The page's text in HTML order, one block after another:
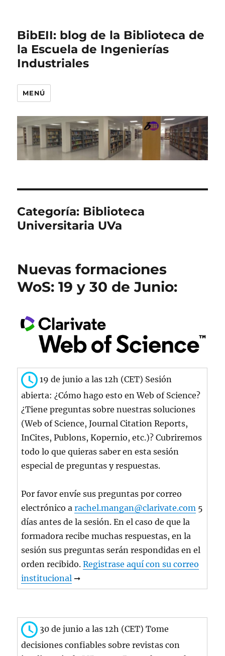
BibEII: blog de la Biblioteca de
la Escuela de Ingenierías
Industriales
MENÚ
Categoría: Biblioteca
Universitaria UVa
Nuevas formaciones
WoS: 19 y 30 de Junio:
19 de junio a las 12h (CET) Sesión
abierta: ¿Cómo hago esto en Web of Science?
¿Tiene preguntas sobre nuestras soluciones
(Web of Science, Journal Citation Reports,
InCites, Publons, Kopernio, etc.)? Cubriremos
todo lo que quieras saber en esta sesión
especial de preguntas y respuestas.
Por favor envíe sus preguntas por correo
electrónico arachel.mangan@clarivate.com 5
días antes de la sesión. En el caso de que la
formadora recibe muchas respuestas, en la
sesión sus preguntas serán respondidas en el
orden recibido.Registrase aquí con su correo
institucional ➞
30 de junio a las 12h (CET) Tome
decisiones confiables sobre revistas con